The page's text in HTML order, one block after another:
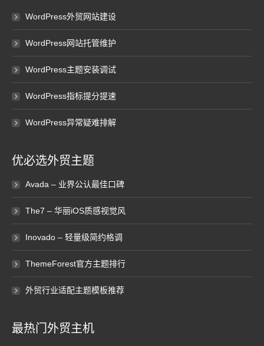
WordPress外贸网站建设
WordPress网站托管维护
WordPress主题安装调试
WordPress指标提分提速
WordPress异常疑难排解
优必选外贸主题
Avada – 业界公认最佳口碑
The7 – 华丽iOS质感视觉风
Inovado – 轻量级简约格调
ThemeForest官方主题排行
外贸行业适配主题模板推荐
最热门外贸主机